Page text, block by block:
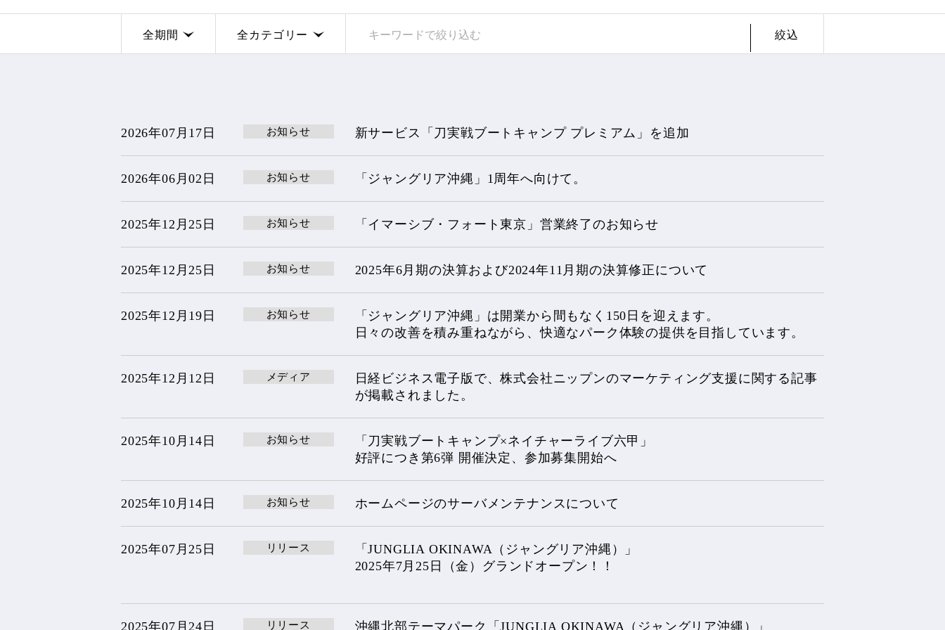
全期間 全カテゴリー 絞込
2026年07月17日 お知らせ 新サービス「刀実戦ブートキャンプ プレミアム」を追加
2026年06月02日 お知らせ 「ジャングリア沖縄」1周年へ向けて。
2025年12月25日 お知らせ 「イマーシブ・フォート東京」営業終了のお知らせ
2025年12月25日 お知らせ 2025年6月期の決算および2024年11月期の決算修正について
2025年12月19日 お知らせ
「ジャングリア沖縄」は開業から間もなく150日を迎えます。
日々の改善を積み重ねながら、快適なパーク体験の提供を目指しています。
2025年12月12日 メディア
日経ビジネス電子版で、株式会社ニップンのマーケティング支援に関する記事
が掲載されました。
2025年10月14日 お知らせ
「刀実戦ブートキャンプ×ネイチャーライブ六甲」
好評につき第6弾 開催決定、参加募集開始へ
2025年10月14日 お知らせ ホームページのサーバメンテナンスについて
2025年07月25日 リリース
「JUNGLIA OKINAWA（ジャングリア沖縄）」
2025年7月25日（金）グランドオープン！！
2025年07月24日 リリース
沖縄北部テーマパーク「JUNGLIA OKINAWA（ジャングリア沖縄）」